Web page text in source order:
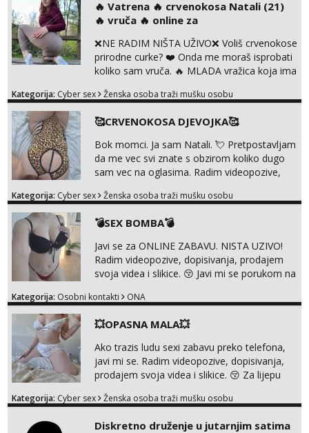
uz slike i hot line pozive. Za vas sam
pripremila i slike s licem u raznim
kombinacijama isto kao i razna videa 😈
Volim kinky stvari i dominaciju 🤫 ...
‎️‍🔥 Vatrena ‎️‍🔥 crvenokosa Natali (21)
‎️‍🔥 vruča‎ ️‍🔥 online za
❌NE RADIM NIŠTA UŽIVO❌ Voliš crvenokose
prirodne curke? ❤️ Onda me moraš isprobati
koliko sam vruča.‎ ️‍🔥 MLADA vražica koja ima
prljave i u svemu vidim samo užitak. 💦 U
po svojoj mjeri. Sexi videa s kolegicama,
dečkom ili pak ja sama di se dovodim do
ludila. 🍑 Naravno ako ti moja ponuda nije
dovoljna uvije...
Kategorija: Cyber sex Ženska osoba traži mušku osobu
🥰CRVENOKOSA DJEVOJKA🥰
Bok momci. Ja sam Natali. 💘 Pretpostavljam
da me vec svi znate s obzirom koliko dugo
sam vec na oglasima. Radim videopozive,
Za lijepu suradnju javi mi se porukom na
0045
Kategorija: Cyber sex Ženska osoba traži mušku osobu
💣SEX BOMBA💣
Javi se za ONLINE ZABAVU. NISTA UZIVO!
Radim videopozive, dopisivanja, prodajem
svoja videa i slikice. 😚 Javi mi se porukom na
0045
Kategorija: Osobni kontakti ONA
💥OPASNA MALA💥
Ako trazis ludu sexi zabavu preko telefona,
javi mi se. Radim videopozive, dopisivanja,
prodajem svoja videa i slikice. 😚 Za lijepu
Viber ili Telegram. +385 91 723 0045
Kategorija: Cyber sex Ženska osoba traži mušku osobu
Diskretno druženje u jutarnjim satima